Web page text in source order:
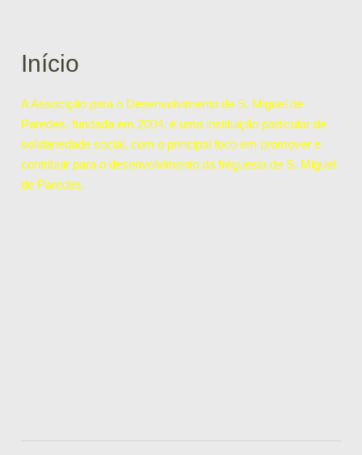
Início
A Associção para o Desenvolvimento de S. Miguel de
Paredes, fundada em 2004, é uma instituição particular de
solidariedade social, com o principal foco em promover e
contribuir para o desenvolvimento da freguesia de S. Miguel
de Paredes.